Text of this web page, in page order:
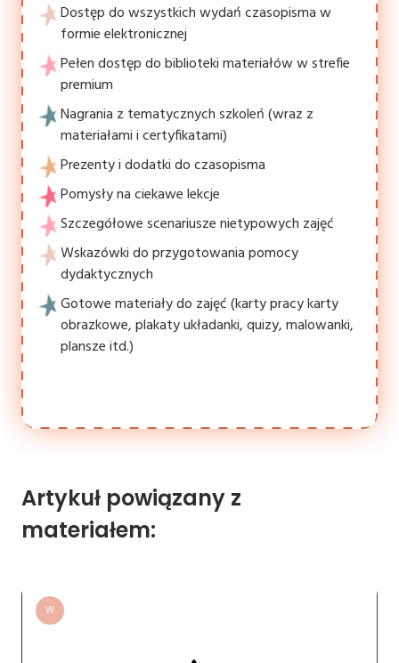
Dostęp do wszystkich wydań czasopisma w
formie elektronicznej
Pełen dostęp do biblioteki materiałów w strefie
premium
Nagrania z tematycznych szkoleń (wraz z
materiałami i certyfikatami)
Prezenty i dodatki do czasopisma
Pomysły na ciekawe lekcje
Szczegółowe scenariusze nietypowych zajęć
Wskazówki do przygotowania pomocy
dydaktycznych
Gotowe materiały do zajęć (karty pracy karty
obrazkowe, plakaty układanki, quizy, malowanki,
plansze itd.)
Artykuł powiązany z
materiałem:
W